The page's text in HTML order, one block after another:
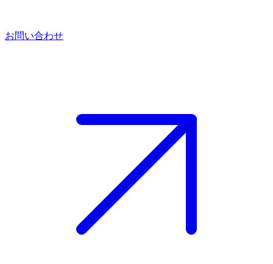
お問い合わせ